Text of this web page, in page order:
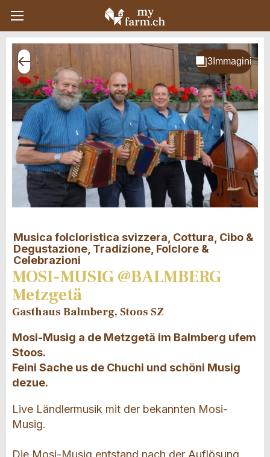
Musica folcloristica svizzera, Cottura, Cibo &
Degustazione, Tradizione, Folclore &
Celebrazioni
MOSI-MUSIG @BALMBERG
Metzgetä
Gasthaus Balmberg, Stoos SZ
Mosi-Musig a de Metzgetä im Balmberg ufem
Stoos.
Feini Sache us de Chuchi und schöni Musig
dezue.
Live Ländlermusik mit der bekannten Mosi-
Musig.
Die Mosi-Musig entstand nach der Auflösung